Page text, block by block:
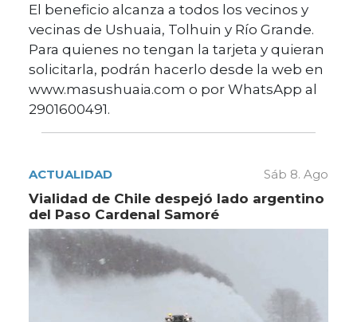
El beneficio alcanza a todos los vecinos y
vecinas de Ushuaia, Tolhuin y Río Grande.
Para quienes no tengan la tarjeta y quieran
solicitarla, podrán hacerlo desde la web en
www.masushuaia.com o por WhatsApp al
2901600491.
ACTUALIDAD Sáb 8. Ago
Vialidad de Chile despejó lado argentino
del Paso Cardenal Samoré